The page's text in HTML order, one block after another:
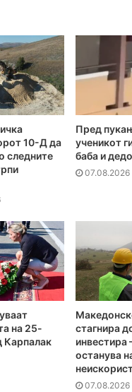
10-Д да
следните
Пред
ученикот
баба и дедо
07.08.2026
на 25-
Карпалак
стагнира
инвестира
останува
07.08.2026